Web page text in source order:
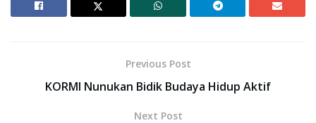
Previous Post
KORMI Nunukan Bidik Budaya Hidup Aktif
Next Post